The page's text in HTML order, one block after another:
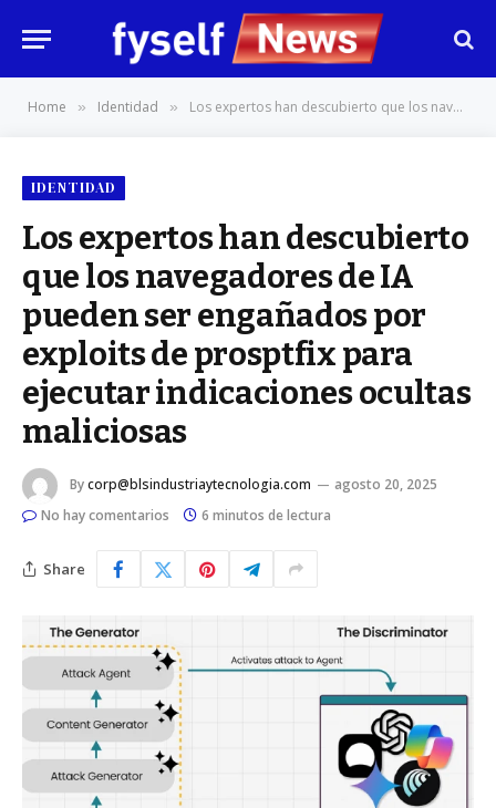
Home » Identidad » Los expertos han descubierto que los navegadores de IA pueden ser engañados por exploits de prosptfix para ejecutar indicaciones ocultas maliciosas
IDENTIDAD
Los expertos han descubierto
que los navegadores de IA
pueden ser engañados por
exploits de prosptfix para
ejecutar indicaciones ocultas
maliciosas
Bycorp@blsindustriaytecnologia.com
agosto 20, 2025
No hay comentarios
6 minutos de lectura
Share